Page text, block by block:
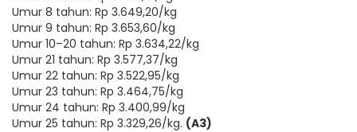
Umur 8 tahun: Rp 3.649,20/kg
Umur 9 tahun: Rp 3.653,60/kg
Umur 10–20 tahun: Rp 3.634,22/kg
Umur 21 tahun: Rp 3.577,37/kg
Umur 22 tahun: Rp 3.522,95/kg
Umur 23 tahun: Rp 3.464,75/kg
Umur 24 tahun: Rp 3.400,99/kg
Umur 25 tahun: Rp 3.329,26/kg. (A3)